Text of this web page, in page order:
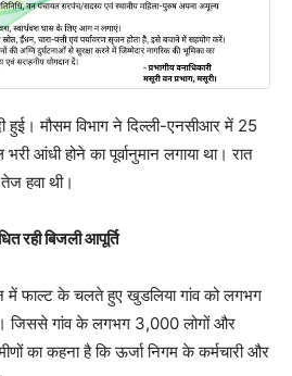
हुई। मौसम विभाग ने दिल्ली-एनसीआर में 25
आंधी होने का पूर्वानुमान लगाया था। रात
हवा थी।
रही बिजली आपूर्ति
में फाल्ट के चलते हुए खुडलिया गांव को लगभग
जिससे गांव के लगभग 3,000 लोगों और
का कहना है कि ऊर्जा निगम के कर्मचारी और